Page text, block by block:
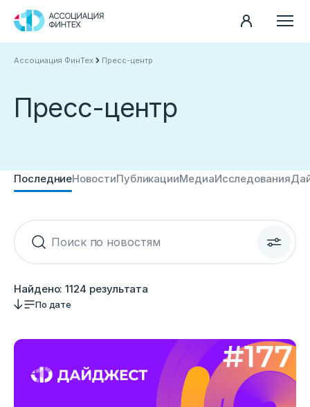
Направления
Пресс-центр
Документы
Ассоциация ФинТех Пресс-центр
Пресс-центр
ПоследниеНовостиПубликацииМедиаИсследования
Найдено:1124 результата
По дате